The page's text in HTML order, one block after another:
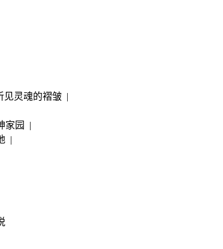
见灵魂的褶皱 |
家园 |
|